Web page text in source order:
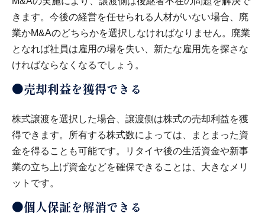
きます。今後の経営を任せられる人材がいない場合、廃
業かM&Aのどちらかを選択しなければなりません。廃業
となれば社員は雇用の場を失い、新たな雇用先を探さな
ければならなくなるでしょう。
●売却利益を獲得できる
株式譲渡を選択した場合、譲渡側は株式の売却利益を獲
得できます。所有する株式数によっては、まとまった資
金を得ることも可能です。リタイヤ後の生活資金や新事
業の立ち上げ資金などを確保できることは、大きなメリ
ットです。
●個人保証を解消できる